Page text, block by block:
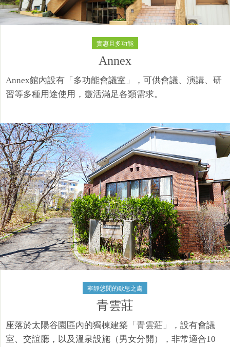
實惠且多功能
Annex
Annex館內設有「多功能會議室」，可供會議、演講、研
習等多種用途使用，靈活滿足各類需求。
寧靜悠閒的歇息之處​
青雲莊​
座落於太陽谷園區內的獨棟建築「青雲莊」，設有會議
室、交誼廳，以及溫泉設施（男女分開），非常適合10